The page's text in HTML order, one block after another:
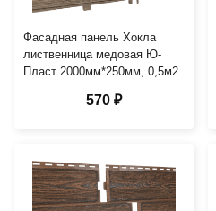
Фасадная панель Хокла
лиственница медовая Ю-
Пласт 2000мм*250мм, 0,5м2
570 ₽